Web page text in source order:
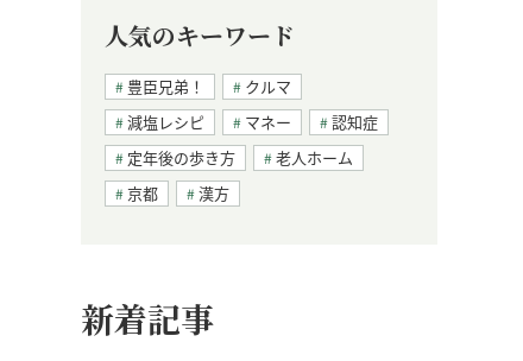
人気のキーワード
豊臣兄弟！
クルマ
減塩レシピ
マネー
認知症
定年後の歩き方
老人ホーム
京都
漢方
新着記事